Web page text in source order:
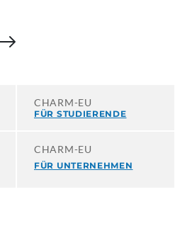
CHARM-EU
FÜR STUDIERENDE
CHARM-EU
FÜR UNTERNEHMEN